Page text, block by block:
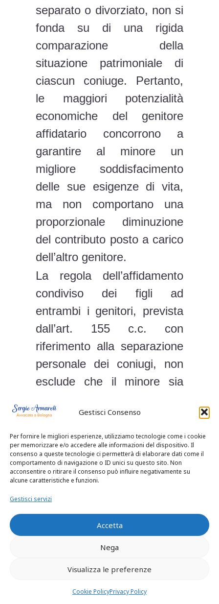
Gestisci Consenso
Per fornire le migliori esperienze, utilizziamo tecnologie come i cookie
per memorizzare e/o accedere alle informazioni del dispositivo. Il
consenso a queste tecnologie ci permetterà di elaborare dati come il
comportamento di navigazione o ID unici su questo sito. Non
acconsentire o ritirare il consenso può influire negativamente su
alcune caratteristiche e funzioni.
Gestisci servizi
Accetta
Nega
Visualizza le preferenze
Cookie PolicyPrivacy Policy
separato o divorziato, non si
fonda su di una rigida
comparazione della
situazione patrimoniale di
ciascun coniuge. Pertanto,
le maggiori potenzialità
economiche del genitore
affidatario concorrono a
garantire al minore un
migliore soddisfacimento
delle sue esigenze di vita,
ma non comportano una
proporzionale diminuzione
del contributo posto a carico
dell’altro genitore.
La regola dell’affidamento
condiviso dei figli ad
entrambi i genitori, prevista
dall’art. 155 c.c. con
riferimento alla separazione
personale dei coniugi, non
esclude che il minore sia
genitori (nella specie, la
madre) e che sia stabilito
uno specifico regime di
visita con l’altro genitore.
La condottaantidoverosa
del coniuge, cui va riferito
l’addebito della separazione
non contrasta in alcun modo